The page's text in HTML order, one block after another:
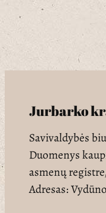
Jurbarko
Savivaldybės
Duomenys
asmenų
Adresas: